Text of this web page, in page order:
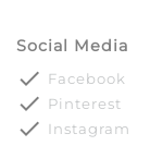
Social Media
done Facebook
done Pinterest
done Instagram